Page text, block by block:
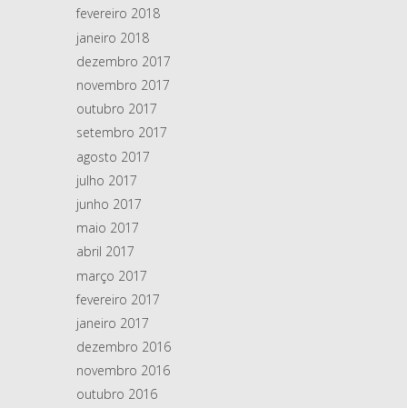
fevereiro 2018
janeiro 2018
dezembro 2017
novembro 2017
outubro 2017
setembro 2017
agosto 2017
julho 2017
junho 2017
maio 2017
abril 2017
março 2017
fevereiro 2017
janeiro 2017
dezembro 2016
novembro 2016
outubro 2016